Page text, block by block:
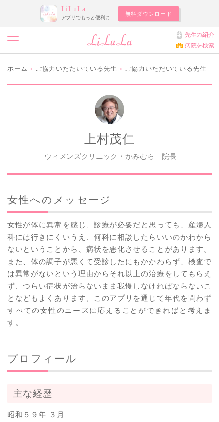
LiLuLa
アプリでもっと便利に
無料ダウンロード
先生の紹介
病院を検索
ホーム > ご協力いただいている先生 > ご協力いただいている先生
上村茂仁
ウィメンズクリニック・かみむら 院長
女性へのメッセージ
女性が体に異常を感じ、診療が必要だと思っても、産婦人
科には行きにくいうえ、何科に相談したらいいのかわから
ないということから、病状を悪化させることがあります。
また、体の調子が悪くて受診したにもかかわらず、検査で
は異常がないという理由からそれ以上の治療をしてもらえ
ず、つらい症状が治らないまま我慢しなければならないこ
となどもよくあります。このアプリを通じて年代を問わず
すべての女性のニーズに応えることができればと考えま
す。
プロフィール
主な経歴
昭和５９年 ３月